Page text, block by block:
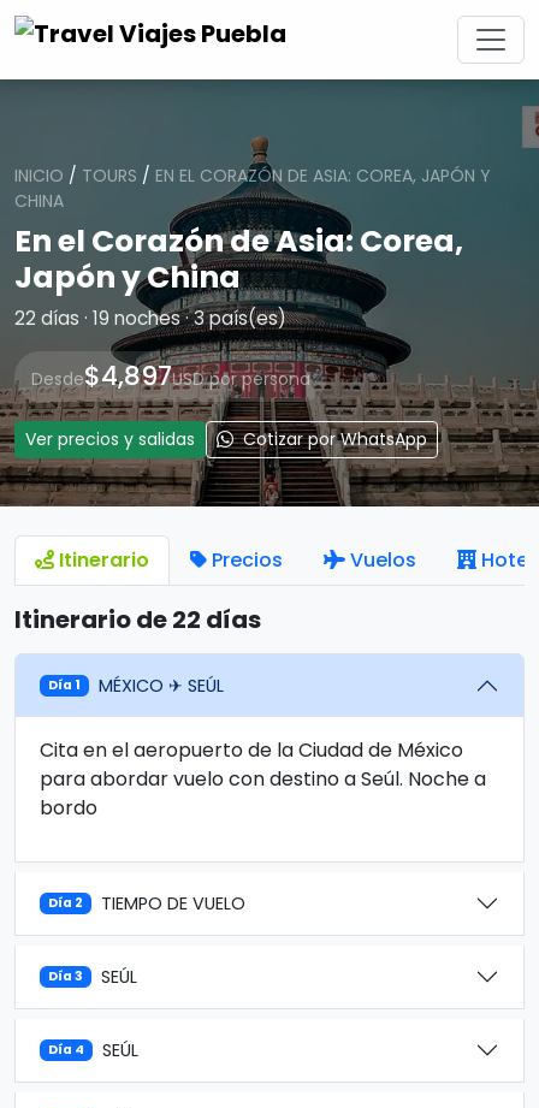
INICIO / TOURS / EN EL CORAZÓN DE ASIA: COREA, JAPÓN Y
CHINA
En el Corazón de Asia: Corea,
Japón y China
22 días · 19 noches · 3 país(es)
Desde$4,897USD por persona
Ver precios y salidas Cotizar por WhatsApp
Itinerario Precios Vuelos
Itinerario de 22 días
Día 1 MÉXICO ✈ SEÚL
Cita en el aeropuerto de la Ciudad de México
para abordar vuelo con destino a Seúl. Noche a
bordo
Día 2 TIEMPO DE VUELO
Día 3 SEÚL
Día 4 SEÚL